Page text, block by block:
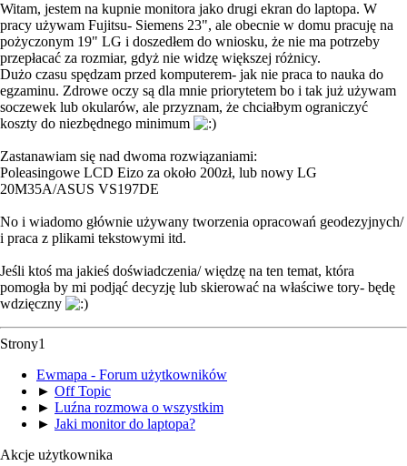
Witam, jestem na kupnie monitora jako drugi ekran do laptopa. W
pracy używam Fujitsu- Siemens 23", ale obecnie w domu pracuję na
pożyczonym 19" LG i doszedłem do wniosku, że nie ma potrzeby
przepłacać za rozmiar, gdyż nie widzę większej różnicy.
Dużo czasu spędzam przed komputerem- jak nie praca to nauka do
egzaminu. Zdrowe oczy są dla mnie priorytetem bo i tak już używam
soczewek lub okularów, ale przyznam, że chciałbym ograniczyć
koszty do niezbędnego minimum
Zastanawiam się nad dwoma rozwiązaniami:
Poleasingowe LCD Eizo za około 200zł, lub nowy LG
20M35A/ASUS VS197DE
No i wiadomo głównie używany tworzenia opracowań geodezyjnych/
i praca z plikami tekstowymi itd.
Jeśli ktoś ma jakieś doświadczenia/ więdzę na ten temat, która
pomogła by mi podjąć decyzję lub skierować na właściwe tory- będę
wdzięczny
Strony1
Ewmapa - Forum użytkowników
► Off Topic
► Luźna rozmowa o wszystkim
► Jaki monitor do laptopa?
Akcje użytkownika